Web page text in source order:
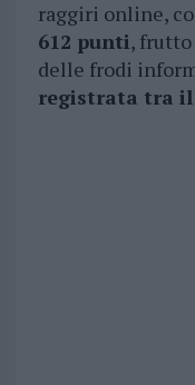
raggiri online,
612 punti,
delle frodi
registrata tra il